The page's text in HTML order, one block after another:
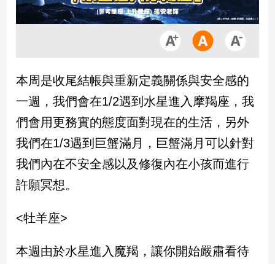
品
政
治
政
治
焦
品
觀
民
調
國
會
本周是收尾結帳與重新定義關係與安全感的
一週，我們會在1/2遇到水星進入摩羯座，我
們會用更務實的態度面對現在的生活，另外
我們在1/3遇到巨蟹滿月，巨蟹滿月可以針對
我們內在不安全感以及修復內在小孩而進行
許願冥想。
<牡羊座>
本週由於水星進入魔羯，讓你開始嚴肅看待